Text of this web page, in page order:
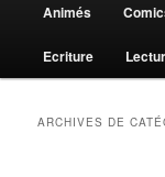
Animés
Ecriture
ARCHIVES DE